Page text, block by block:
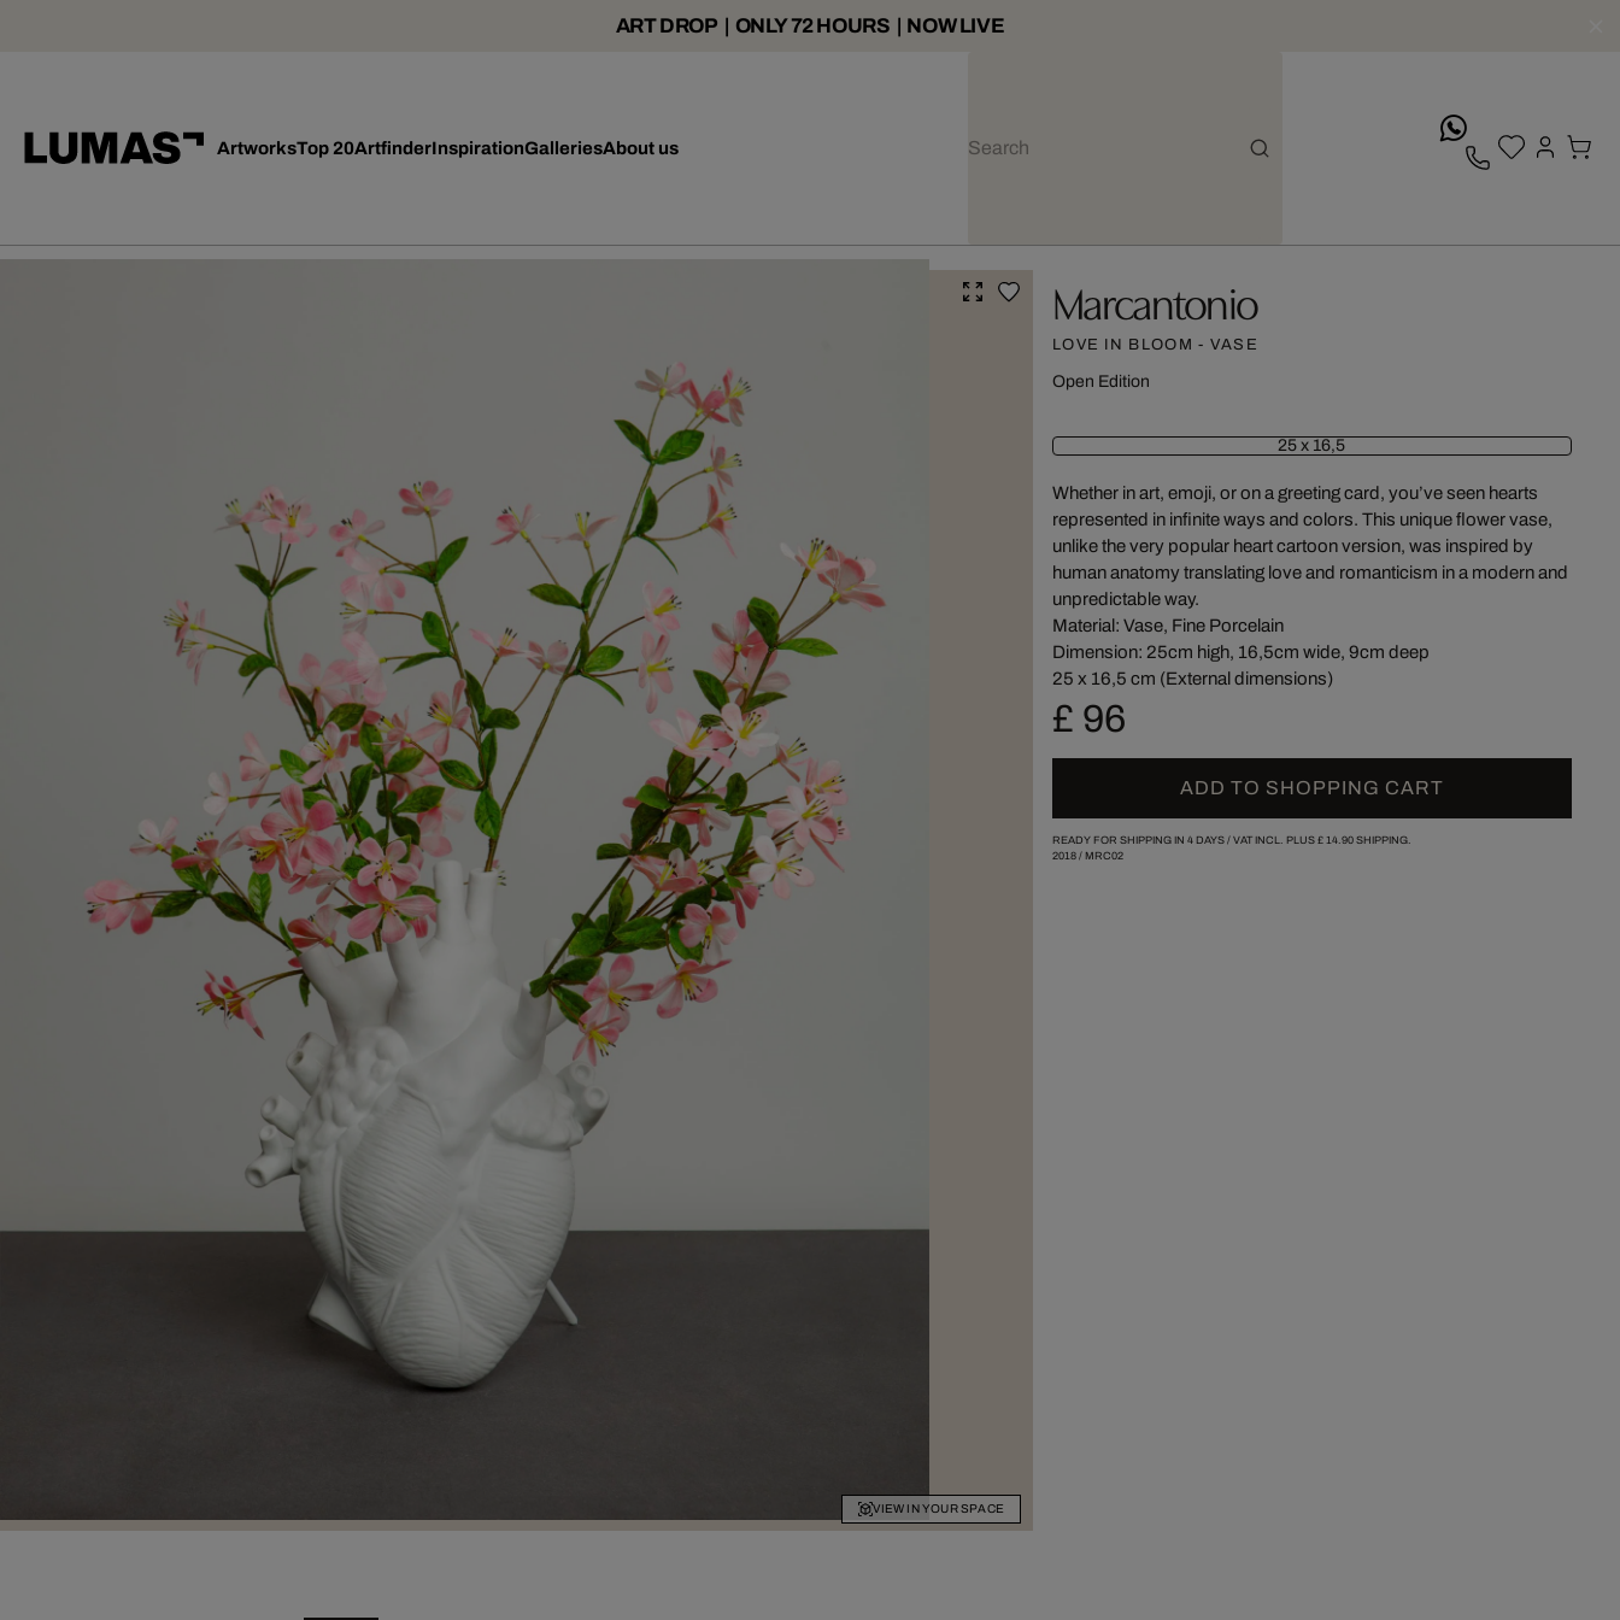
ART DROP | ONLY 72 HOURS | NOW LIVE
ArtworksTop 20ArtfinderInspirationGalleriesAbout us
VIEW IN YOUR SPACE
Marcantonio
LOVE IN BLOOM - VASE
Open Edition
25 x 16,5
Whether in art, emoji, or on a greeting card, you’ve seen hearts
represented in infinite ways and colors. This unique flower vase,
unlike the very popular heart cartoon version, was inspired by
human anatomy translating love and romanticism in a modern and
unpredictable way.
Material: Vase, Fine Porcelain
Dimension: 25cm high, 16,5cm wide, 9cm deep
25 x 16,5 cm (External dimensions)
£ 96
ADD TO SHOPPING CART
READY FOR SHIPPING IN 4 DAYS / VAT INCL. PLUS £ 14.90SHIPPING.
2018/ MRC02